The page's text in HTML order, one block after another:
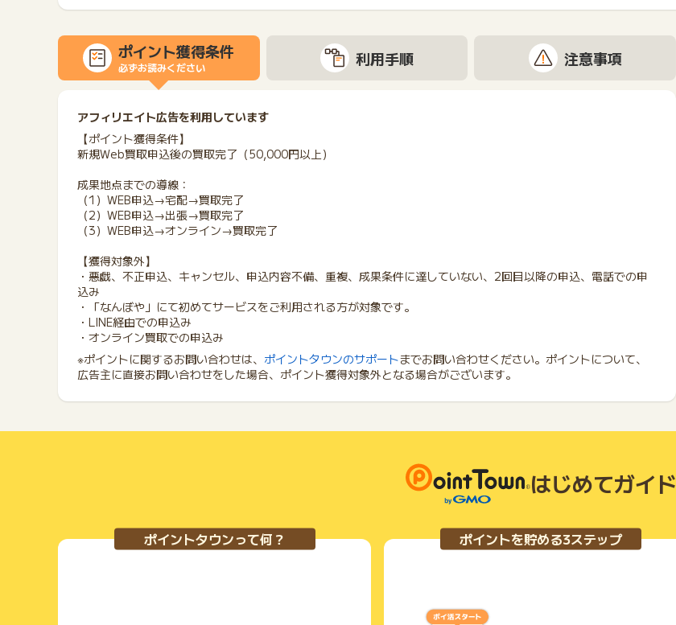
ポイント獲得条件
必ずお読みください 利用手順 注意事項
アフィリエイト広告を利用しています
【ポイント獲得条件】
新規Web買取申込後の買取完了（50,000円以上）
成果地点までの導線：
（1）WEB申込→宅配→買取完了
（2）WEB申込→出張→買取完了
（3）WEB申込→オンライン→買取完了
【獲得対象外】
・悪戯、不正申込、キャンセル、申込内容不備、重複、成果条件に達していない、2回目以降の申込、電話での申
込み
・「なんぼや」にて初めてサービスをご利用される方が対象です。
・LINE経由での申込み
・オンライン買取での申込み
※ポイントに関するお問い合わせは、 ポイントタウンのサポートまでお問い合わせください。ポイントについて、
広告主に直接お問い合わせをした場合、ポイント獲得対象外となる場合がございます。
はじめてガイド
ポイントタウンって何？ ポイントを貯める3ステップ